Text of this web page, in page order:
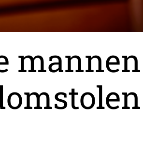
mannen